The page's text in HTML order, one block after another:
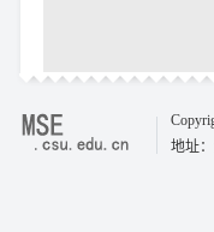
地址